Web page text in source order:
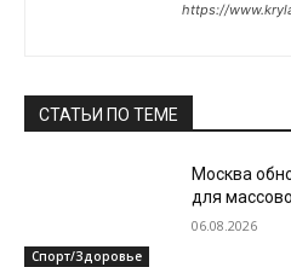
https://
СТАТЬИ ПО ТЕМЕ
Спорт/Здоровье
Москва
для
06.08.2026